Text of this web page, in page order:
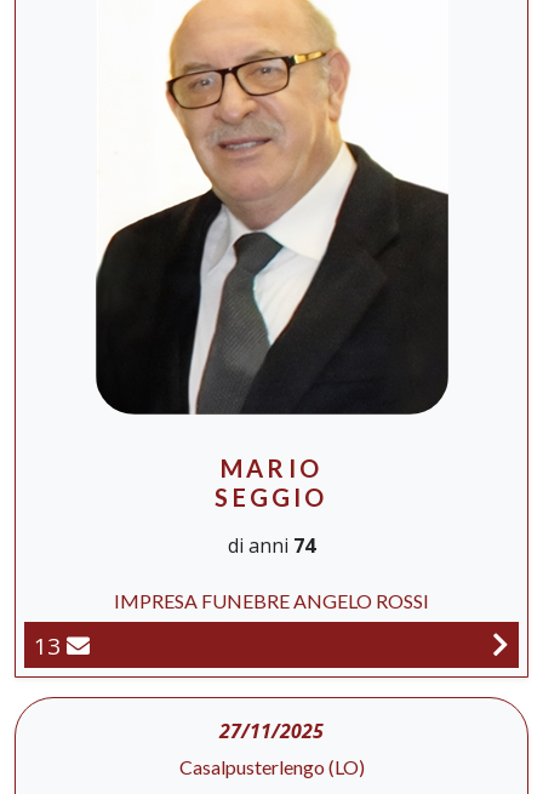
MARIO
SEGGIO
di anni 74
IMPRESA FUNEBRE ANGELO ROSSI
13
27/11/2025
Casalpusterlengo (LO)